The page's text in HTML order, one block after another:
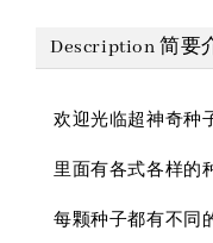
Description 简要
欢迎光临超神奇种
里面有各式各样的
每颗种子都有不同